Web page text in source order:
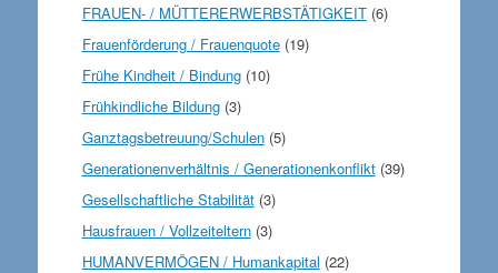
FRAUEN- / MÜTTERERWERBSTÄTIGKEIT(6)
Frauenförderung / Frauenquote(19)
Frühe Kindheit / Bindung(10)
Frühkindliche Bildung(3)
Ganztagsbetreuung/Schulen(5)
Generationenverhältnis / Generationenkonflikt(39)
Gesellschaftliche Stabilität(3)
Hausfrauen / Vollzeiteltern(3)
HUMANVERMÖGEN / Humankapital (22)